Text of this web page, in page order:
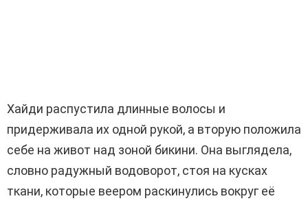
Хайди распустила длинные волосы и
придерживала их одной рукой, а вторую положила
себе на живот над зоной бикини. Она выглядела,
словно радужный водоворот, стоя на кусках
ткани, которые веером раскинулись вокруг её